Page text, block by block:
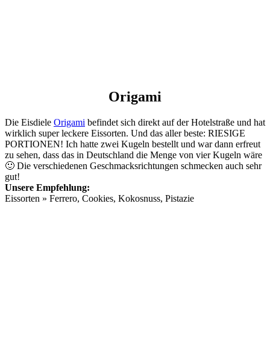
Origami
Die Eisdiele Origami befindet sich direkt auf der Hotelstraße und hat
wirklich super leckere Eissorten. Und das aller beste: RIESIGE
PORTIONEN! Ich hatte zwei Kugeln bestellt und war dann erfreut
zu sehen, dass das in Deutschland die Menge von vier Kugeln wäre
🙂 Die verschiedenen Geschmacksrichtungen schmecken auch sehr
gut!
Unsere Empfehlung:
Eissorten » Ferrero, Cookies, Kokosnuss, Pistazie